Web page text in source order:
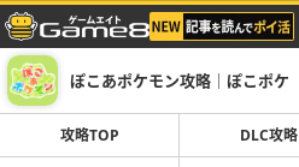
ぽこあポケモン攻略｜ぽこポケ
攻略TOP DLC攻略